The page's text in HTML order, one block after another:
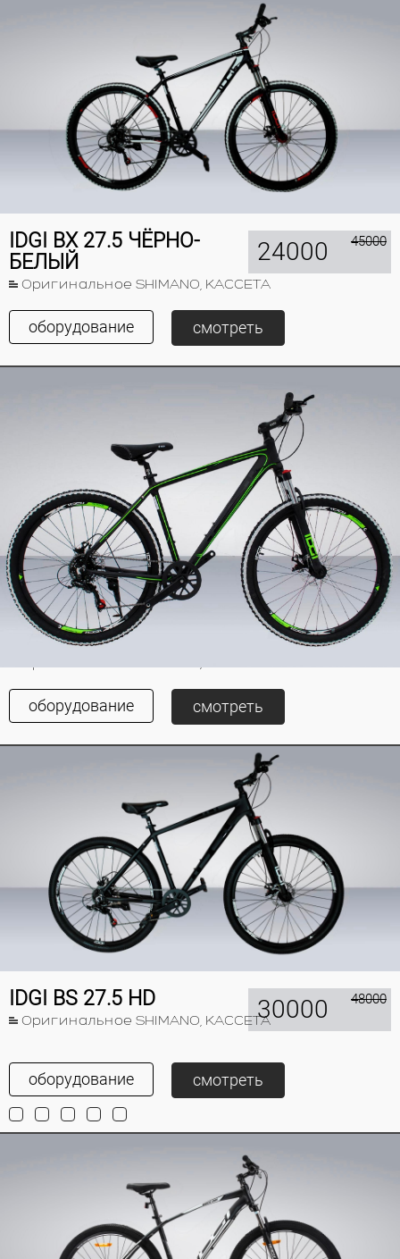
IDGI BX 27.5 ЧЁРНО-
БЕЛЫЙ
Оригинальное SHIMANO, КАССЕТА
24000 45000
оборудование смотреть
IDGI BX 27.5 ЧЁРНО-
ЗЕЛЁНЫЙ
24000 45000
оборудование смотреть
IDGI BS 27.5 HD
Оригинальное SHIMANO, КАССЕТА30000 48000
оборудование смотреть